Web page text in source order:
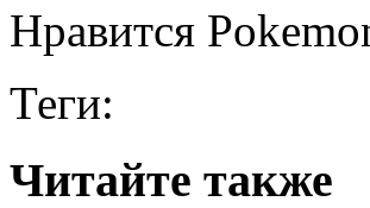
Нравится
Теги:
Читайте также